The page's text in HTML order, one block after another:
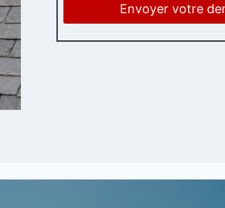
Envoyer votre